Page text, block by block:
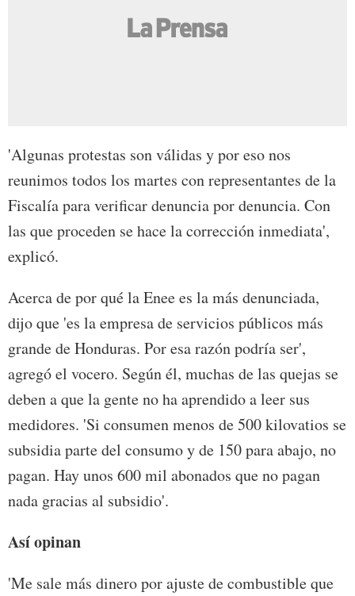
'Algunas protestas son válidas y por eso nos
reunimos todos los martes con representantes de la
Fiscalía para verificar denuncia por denuncia. Con
las que proceden se hace la corrección inmediata',
explicó.
Acerca de por qué la Enee es la más denunciada,
dijo que 'es la empresa de servicios públicos más
grande de Honduras. Por esa razón podría ser',
agregó el vocero. Según él, muchas de las quejas se
deben a que la gente no ha aprendido a leer sus
medidores. 'Si consumen menos de 500 kilovatios se
subsidia parte del consumo y de 150 para abajo, no
pagan. Hay unos 600 mil abonados que no pagan
nada gracias al subsidio'.
Así opinan
'Me sale más dinero por ajuste de combustible que